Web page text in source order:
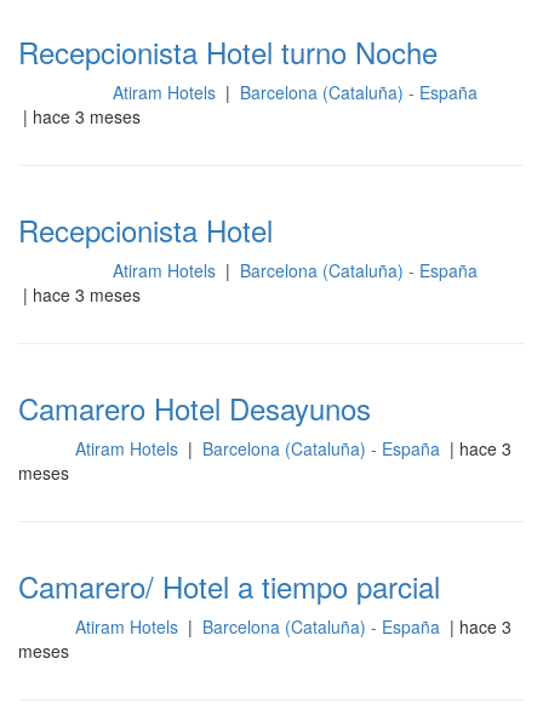
Recepcionista Hotel turno Noche
Atiram Hotels | Barcelona (Cataluña) - España
| hace 3 meses
Recepcionista Hotel
Atiram Hotels | Barcelona (Cataluña) - España
| hace 3 meses
Camarero Hotel Desayunos
Atiram Hotels | Barcelona (Cataluña) - España | hace 3
meses
Camarero/ Hotel a tiempo parcial
Atiram Hotels | Barcelona (Cataluña) - España | hace 3
meses